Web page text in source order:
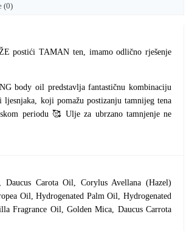
(0)
postići TAMAN ten, imamo odlično rješenje
body oil predstavlja fantastičnu kombinaciju
koji pomažu postizanju tamnijeg tena
periodu 🥰 Ulje za ubrzano tamnjenje ne
Daucus Carota Oil, Corylus Avellana (Hazel)
Oil, Hydrogenated Palm Oil, Hydrogenated
Fragrance Oil, Golden Mica, Daucus Carrota